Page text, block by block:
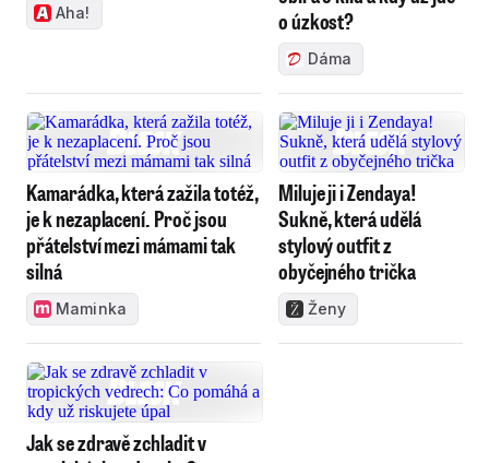
Aha!
o úzkost?
Dáma
Kamarádka, která zažila totéž,
je k nezaplacení. Proč jsou
přátelství mezi mámami tak
silná
Maminka
Miluje ji i Zendaya!
Sukně, která udělá
stylový outfit z
obyčejného trička
Ženy
Jak se zdravě zchladit v